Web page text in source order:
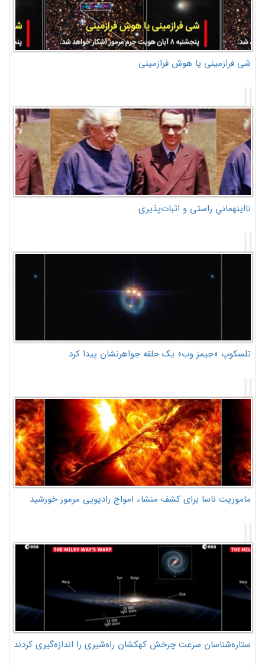
شی فرازمینی یا هوش فرازمینی
نااینهمانیِ راستی و اثبات‌پذیری
تلسکوپ «جیمز وب» یک حلقه جواهرنشان پیدا کرد
ماموریت ناسا برای کشف منشاء امواج رادیویی مرموز خورشید
ستاره‌شناسان سرعت چرخش کهکشان راه‌شیری را اندازه‌گیری کردند